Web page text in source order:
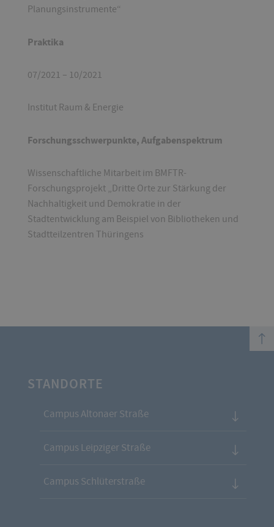
Planungsinstrumente“
Praktika
07/2021 – 10/2021
Institut Raum & Energie
Forschungsschwerpunkte, Aufgabenspektrum
Wissenschaftliche Mitarbeit im BMFTR-
Forschungsprojekt „Dritte Orte zur Stärkung der
Nachhaltigkeit und Demokratie in der
Stadtentwicklung am Beispiel von Bibliotheken und
Stadtteilzentren Thüringens
top
STANDORTE
Campus Altonaer Straße
Campus Leipziger Straße
Campus Schlüterstraße